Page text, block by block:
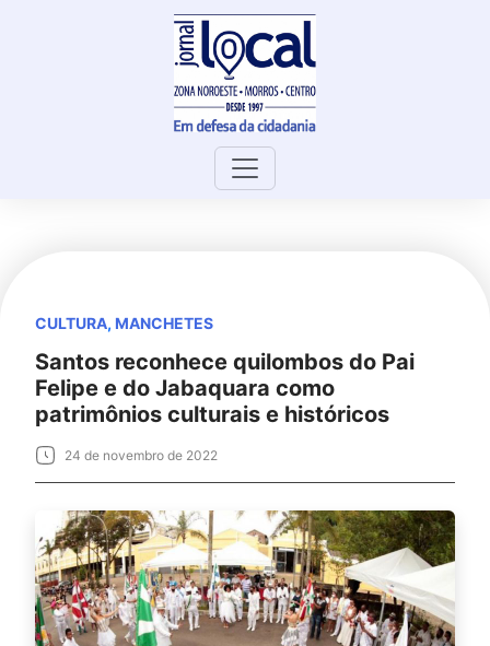
CULTURA, MANCHETES
Santos reconhece quilombos do Pai
Felipe e do Jabaquara como
patrimônios culturais e históricos
24 de novembro de 2022